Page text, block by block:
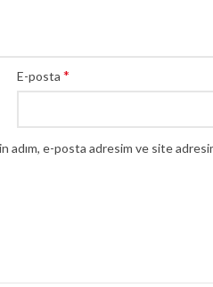
E-posta *
adım, e-posta adresim ve site